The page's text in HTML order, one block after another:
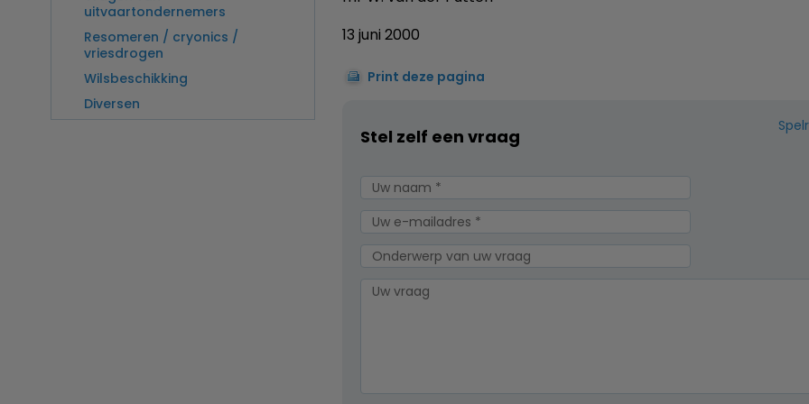
uitvaartondernemers
Resomeren / cryonics /
vriesdrogen
Wilsbeschikking
Diversen
13 juni 2000
Print deze pagina
Stel zelf een vraag